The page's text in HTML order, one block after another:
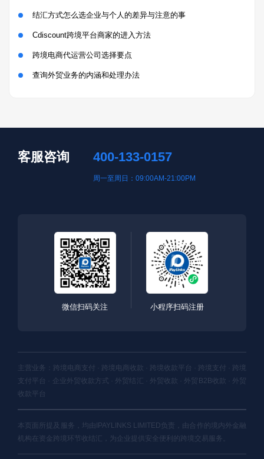
结汇方式怎么选企业与个人的差异与注意的事
Cdiscount跨境平台商家的进入方法
跨境电商代运营公司选择要点
查询外贸业务的内涵和处理办法
客服咨询 400-133-0157
周一至周日：09:00AM-21:00PM
微信扫码关注 小程序扫码注册
主营业务：跨境电商支付 · 跨境电商收款 · 跨境收款平台 · 跨境支付 · 跨境
支付平台 · 企业外贸收款方式 · 外贸结汇 · 外贸收款 · 外贸B2B收款 · 外贸
收款平台
本页面所提及服务，均由IPAYLINKS LIMITED负责，由合作的境内外金融
机构在资金跨境环节收结汇，为企业提供安全便利的跨境交易服务。